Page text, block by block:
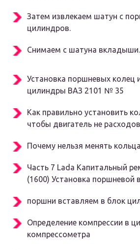
Затем извлекаем шатун с
цилиндров.
Снимаем с шатуна вкладыши.
Установка поршневых колец
цилиндры ВАЗ 2101 № 35
Как правильно установить
чтобы двигатель не
Почему нельзя менять
Часть 7 Lada Капитальный
(1600) Установка поршневой
поршни вставляем в блок
Определение компрессии в
компрессометра